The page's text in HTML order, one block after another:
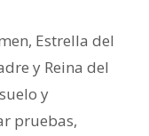
, Estrella del
y Reina del
y
pruebas,